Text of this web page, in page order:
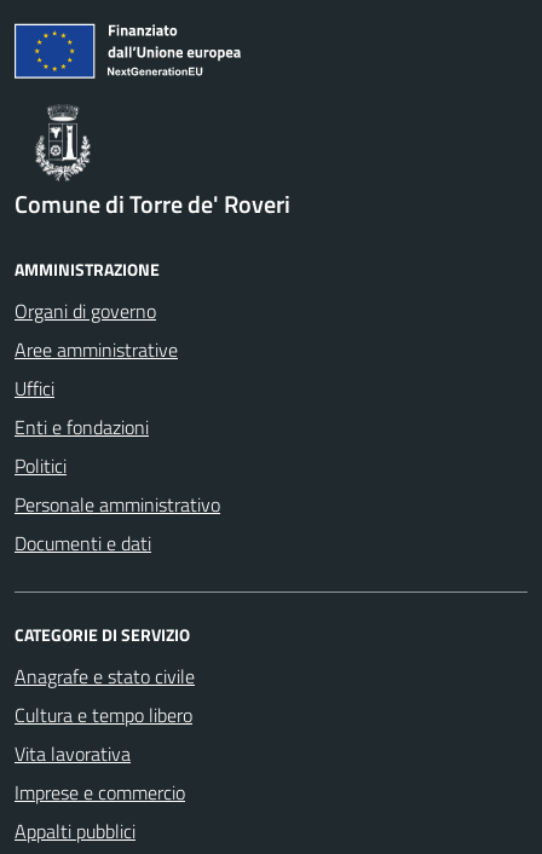
Comune di Torre de' Roveri
AMMINISTRAZIONE
Organi di governo
Aree amministrative
Uffici
Enti e fondazioni
Politici
Personale amministrativo
Documenti e dati
CATEGORIE DI SERVIZIO
Anagrafe e stato civile
Cultura e tempo libero
Vita lavorativa
Imprese e commercio
Appalti pubblici